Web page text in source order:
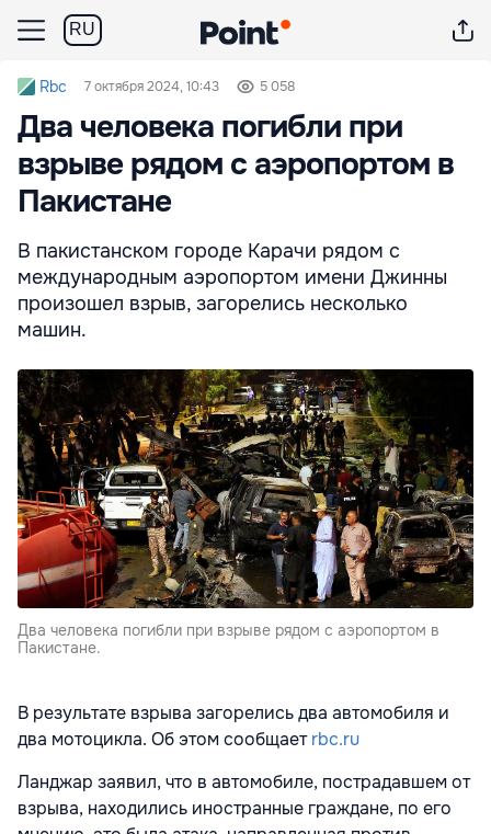
RU
Rbc 7 октября 2024, 10:43 5 058
Два человека погибли при
взрыве рядом с аэропортом в
Пакистане
В пакистанском городе Карачи рядом с
международным аэропортом имени Джинны
произошел взрыв, загорелись несколько
машин.
Два человека погибли при взрыве рядом с аэропортом в
Пакистане.
В результате взрыва загорелись два автомобиля и
два мотоцикла. Об этом сообщаетrbc.ru
Ланджар заявил, что в автомобиле, пострадавшем от
взрыва, находились иностранные граждане, по его